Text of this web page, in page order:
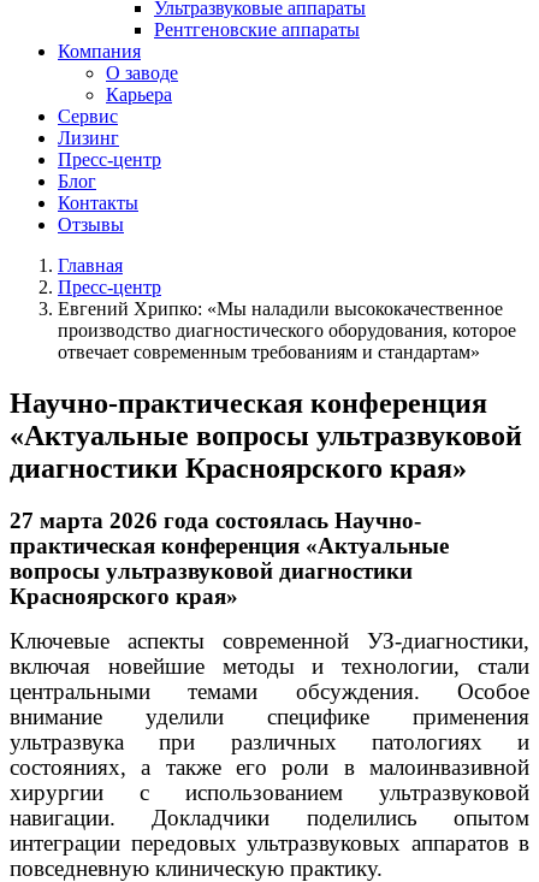
Ультразвуковые аппараты
Рентгеновские аппараты
Компания
О заводе
Карьера
Сервис
Лизинг
Пресс-центр
Блог
Контакты
Отзывы
Главная
Пресс-центр
Евгений Хрипко: «Мы наладили высококачественное
производство диагностического оборудования, которое
отвечает современным требованиям и стандартам»
Научно-практическая конференция
«Актуальные вопросы ультразвуковой
диагностики Красноярского края»
27 марта 2026 года состоялась Научно-
практическая конференция «Актуальные
вопросы ультразвуковой диагностики
Красноярского края»
Ключевые аспекты современной УЗ-диагностики,
включая новейшие методы и технологии, стали
центральными темами обсуждения. Особое
внимание уделили специфике применения
ультразвука при различных патологиях и
состояниях, а также его роли в малоинвазивной
хирургии с использованием ультразвуковой
навигации. Докладчики поделились опытом
интеграции передовых ультразвуковых аппаратов в
повседневную клиническую практику.